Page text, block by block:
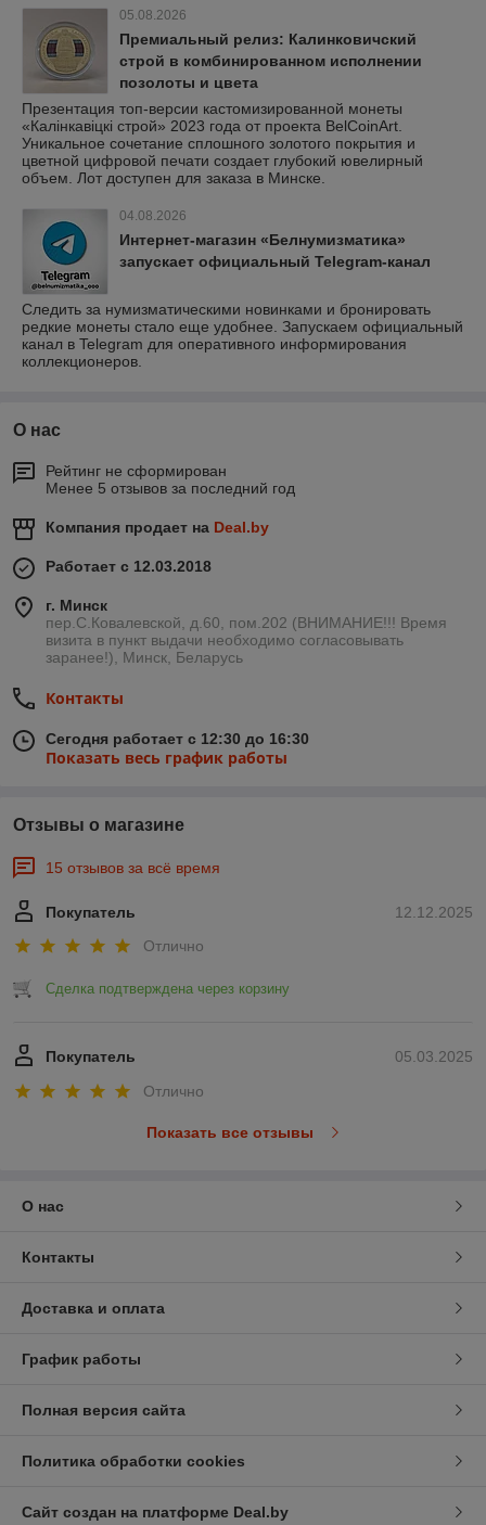
05.08.2026
Премиальный релиз: Калинковичский
строй в комбинированном исполнении
позолоты и цвета
Презентация топ-версии кастомизированной монеты
«Калінкавіцкі строй» 2023 года от проекта BelCoinArt.
Уникальное сочетание сплошного золотого покрытия и
цветной цифровой печати создает глубокий ювелирный
объем. Лот доступен для заказа в Минске.
04.08.2026
Интернет-магазин «Белнумизматика»
запускает официальный Telegram-канал
Следить за нумизматическими новинками и бронировать
редкие монеты стало еще удобнее. Запускаем официальный
канал в Telegram для оперативного информирования
коллекционеров.
О нас
Рейтинг не сформирован
Менее 5 отзывов за последний год
Компания продает на Deal.by
Работает с 12.03.2018
г. Минск
пер.С.Ковалевской, д.60, пом.202 (ВНИМАНИЕ!!! Время
визита в пункт выдачи необходимо согласовывать
заранее!), Минск, Беларусь
Контакты
Сегодня работает с 12:30 до 16:30
Показать весь график работы
Отзывы о магазине
15 отзывов за всё время
12.12.2025
Покупатель
Отлично
Сделка подтверждена через корзину
05.03.2025
Покупатель
Отлично
Показать все отзывы
О нас
Контакты
Доставка и оплата
График работы
Полная версия сайта
Политика обработки cookies
Сайт создан на платформе Deal.by